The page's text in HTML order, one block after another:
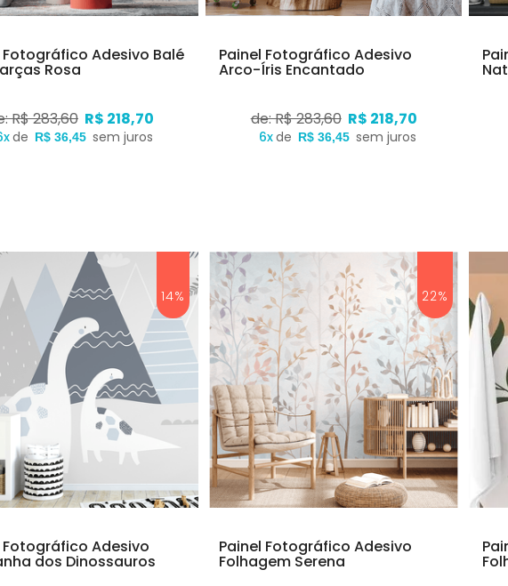
Fotográfico Adesivo Balé
Rosa
R$ 283,60 R$ 218,70
de R$ 36,45 sem juros
Painel Fotográfico Adesivo
Arco-Íris Encantado
de: R$ 283,60 R$ 218,70
6xde R$ 36,45 sem juros
14%
Fotográfico Adesivo
dos Dinossauros
22%
Painel Fotográfico Adesivo
Folhagem Serena